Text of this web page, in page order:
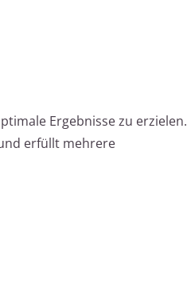
Ergebnisse zu erzielen.
erfüllt mehrere